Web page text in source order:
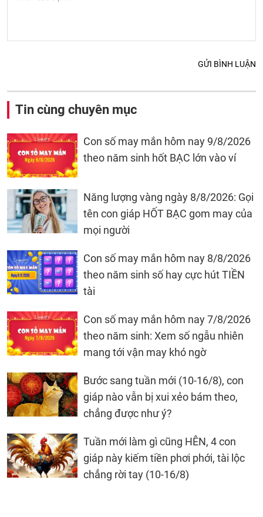
GỬI BÌNH LUẬN
Tin cùng chuyên mục
Con số may mắn hôm nay 9/8/2026
theo năm sinh hốt BẠC lớn vào ví
Năng lượng vàng ngày 8/8/2026: Gọi
tên con giáp HỐT BẠC gom may của
mọi người
Con số may mắn hôm nay 8/8/2026
theo năm sinh số hay cực hút TIỀN
tài
Con số may mắn hôm nay 7/8/2026
theo năm sinh: Xem số ngẫu nhiên
mang tới vận may khó ngờ
Bước sang tuần mới (10-16/8), con
giáp nào vẫn bị xui xẻo bám theo,
chẳng được như ý?
Tuần mới làm gì cũng HÊN, 4 con
giáp này kiếm tiền phơi phới, tài lộc
chẳng rời tay (10-16/8)